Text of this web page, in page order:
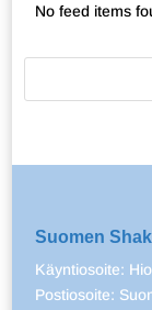
No feed items
Suomen
Käyntiosoite:
Postiosoite: